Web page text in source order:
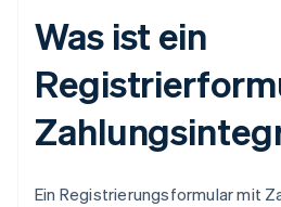
Was ist ein
Ein Registrierungsformular mit